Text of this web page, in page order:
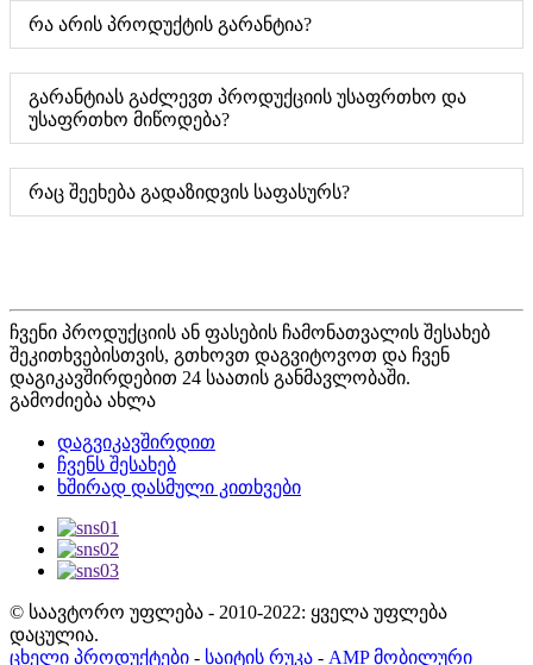
რა არის პროდუქტის გარანტია?
გარანტიას გაძლევთ პროდუქციის უსაფრთხო და
უსაფრთხო მიწოდება?
რაც შეეხება გადაზიდვის საფასურს?
ჩვენი პროდუქციის ან ფასების ჩამონათვალის შესახებ
შეკითხვებისთვის, გთხოვთ დაგვიტოვოთ და ჩვენ
დაგიკავშირდებით 24 საათის განმავლობაში.
გამოძიება ახლა
დაგვიკავშირდით
ჩვენს შესახებ
ხშირად დასმული კითხვები
© საავტორო უფლება - 2010-2022: ყველა უფლება
დაცულია.
ცხელი პროდუქტები - საიტის რუკა - AMP მობილური